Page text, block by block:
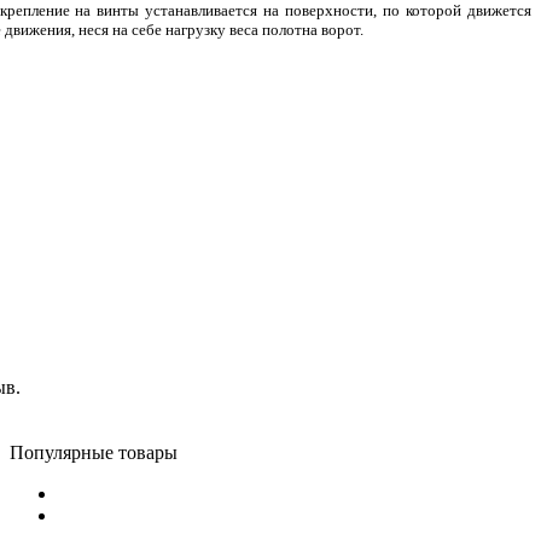
на винты устанавливается на поверхности, по которой движется
неся на себе нагрузку веса полотна ворот.
Популярные товары